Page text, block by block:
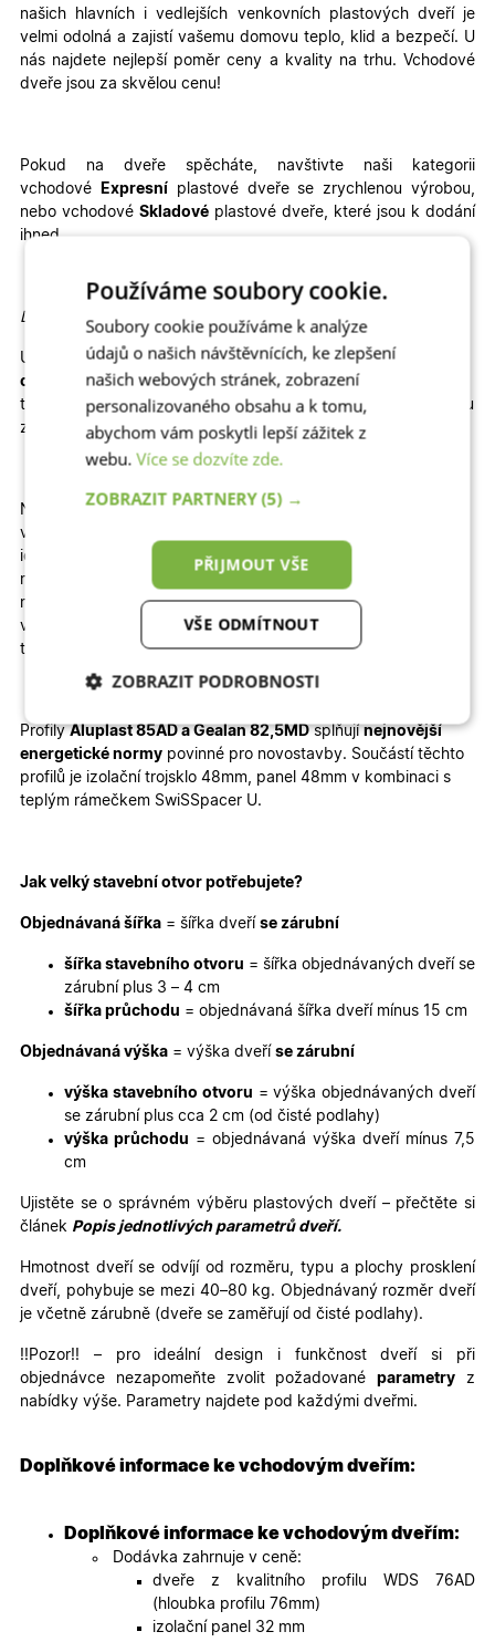
našich hlavních i vedlejších venkovních plastových dveří je
velmi odolná a zajistí vašemu domovu teplo, klid a bezpečí. U
nás najdete nejlepší poměr ceny a kvality na trhu. Vchodové
dveře jsou za skvělou cenu!
Pokud na dveře spěcháte, navštivte naši kategorii
vchodové
Expresní plastové dveře se zrychlenou výrobou,
nebo vchodové Skladové plastové dveře, které jsou k dodání
ihned
Detailní informace:
U vybrané konfigurace okamžitě vidíte konečnoukalkulaci
ceny
. Dodání je rychlé, 6 – 8 týdnů zabere výroba a 1 – 2
týdny doprava. Velkou výhodou je jednoduchámontáž
, kterou
zvládnete sami–stačí si přečístmontážní návod
Nabízíme plastové dveře s kvalitní dekorativní dveřní
výplní
ideální volbou pro každý dům. Dveře s výplní 3D
mají vystouplé 3D prolisy kolem prosklení. Perfektně ladí k
moderním i tradičním architektonickým stylům.Jsou dobrou
volbou jak u
novostaveb, takrekonstrukcí, garáží a
technických staveb, záleží jen na vás!
ProfilyAluplast 85AD a Gealan 82,5MDsplňujínejnovější
energetické normy povinné pro novostavby. Součástí těchto
profilů je izolační trojsklo 48mm, panel 48mm v kombinaci s
teplým rámečkem SwiSSpacer U.
Jak velký stavební otvor potřebujete?
Objednávaná šířka = šířka dveří se zárubní
šířka stavebního otvoru = šířka objednávaných dveří se
zárubní plus 3 – 4 cm
šířka průchodu = objednávaná šířka dveří mínus 15 cm
Objednávaná výška = výška dveří se zárubní
výška stavebního otvoru = výška objednávaných dveří
se zárubní plus cca 2 cm (od čisté podlahy)
výška průchodu = objednávaná výška dveří mínus 7,5
cm
Ujistěte se o správném výběru plastových dveří – přečtěte si
článek Popis jednotlivých parametrů dveří.
Hmotnost dveří se odvíjí od rozměru, typu a plochy prosklení
dveří, pohybuje se mezi 40–80 kg. Objednávaný rozměr dveří
je včetně zárubně (dveře se zaměřují od čisté podlahy).
!!Pozor!! – pro ideální design i funkčnost dveří si při
objednávce nezapomeňte zvolit požadovanéparametry z
nabídky výše. Parametry najdete pod každými dveřmi.
Doplňkové informace ke vchodovým dveřím:
Doplňkové informace ke vchodovým dveřím:
Dodávka zahrnuje v ceně:
dveře z kvalitního profilu WDS 76AD
(hloubka profilu 76mm)
izolační panel 32 mm
Používáme soubory cookie.
Soubory cookie používáme k analýze
údajů o našich návštěvnících, ke zlepšení
našich webových stránek, zobrazení
personalizovaného obsahu a k tomu,
abychom vám poskytli lepší zážitek z
webu.Více se dozvíte zde.
ZOBRAZIT PARTNERY(5) →
PŘIJMOUT VŠE
VŠE ODMÍTNOUT
ZOBRAZIT PODROBNOSTI
Nezbytně nutné
cookies
Analytické
cookies
Nezbytně nutné cookies
Analytické cookies
funkce webových stránek, jako je přihlášení
uživatele a správa účtu. Webové stránky nelze bez
nezbytně nutných souborů cookie správně používat.
udid .oknadverenamiru.cz
4
Tento
zařízení,
mají
zlepšila
__cf_bm
Cloudflare Inc.
.heureka.cz
29
Tento
ochrany osobních údajů společnosti Google